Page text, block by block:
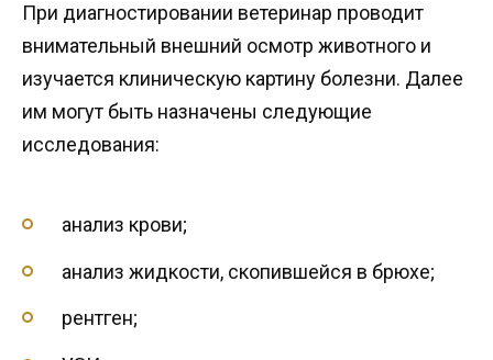
При диагностировании ветеринар проводит
внимательный внешний осмотр животного и
изучается клиническую картину болезни. Далее
им могут быть назначены следующие
исследования:
анализ крови;
анализ жидкости, скопившейся в брюхе;
рентген;